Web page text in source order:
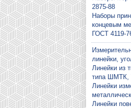
2875-88
Наборы
концевым
ГОСТ 4119-
линейки,
Линейки из
типа ШМТК,
Линейки
Линейки